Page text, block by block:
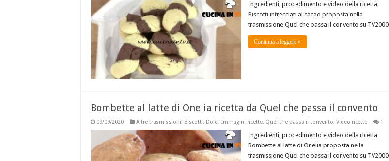
Ingredienti, procedimento e video della ricetta
Biscotti intrecciati al cacao proposta nella
trasmissione Quel che passa il convento su TV2000
Continua a leggere »
Bombette al latte di Onelia ricetta da Quel che passa il convento
09/09/2020 Altre trasmissioni, Biscotti, Dolci, Immagini ricette, Quel che passa il convento, Video ricette 1
Ingredienti, procedimento e video della ricetta
Bombette al latte di Onelia proposta nella
trasmissione Quel che passa il convento su TV2000